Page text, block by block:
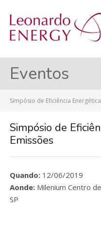
Eventos
Simpósio de Eficiência
Simpósio de
Emissões
Quando: 12/06/2019
Aonde: Milenium Centro
SP